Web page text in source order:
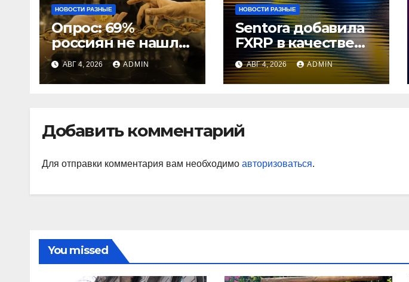
НОВОСТИ РАЗНЫЕ
Опрос: 69%
россиян не нашли
применения
криптовалютам
АВГ 4, 2026 ADMIN
НОВОСТИ РАЗНЫЕ
Sentora добавила
FXRP в качестве
залога для RLUSD
АВГ 4, 2026 ADMIN
Добавить комментарий
Для отправки комментария вам необходимо авторизоваться.
You missed